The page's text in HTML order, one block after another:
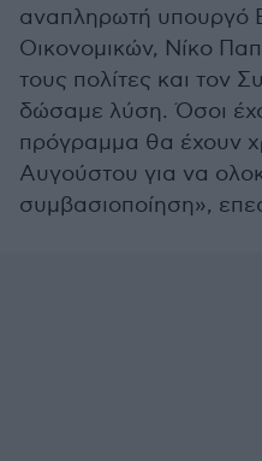
αναπληρωτή υπουργό
Οικονομικών, Νίκο
τους πολίτες και τον
δώσαμε λύση. Όσοι
πρόγραμμα θα έχουν
Αυγούστου για να
συμβασιοποίηση»,